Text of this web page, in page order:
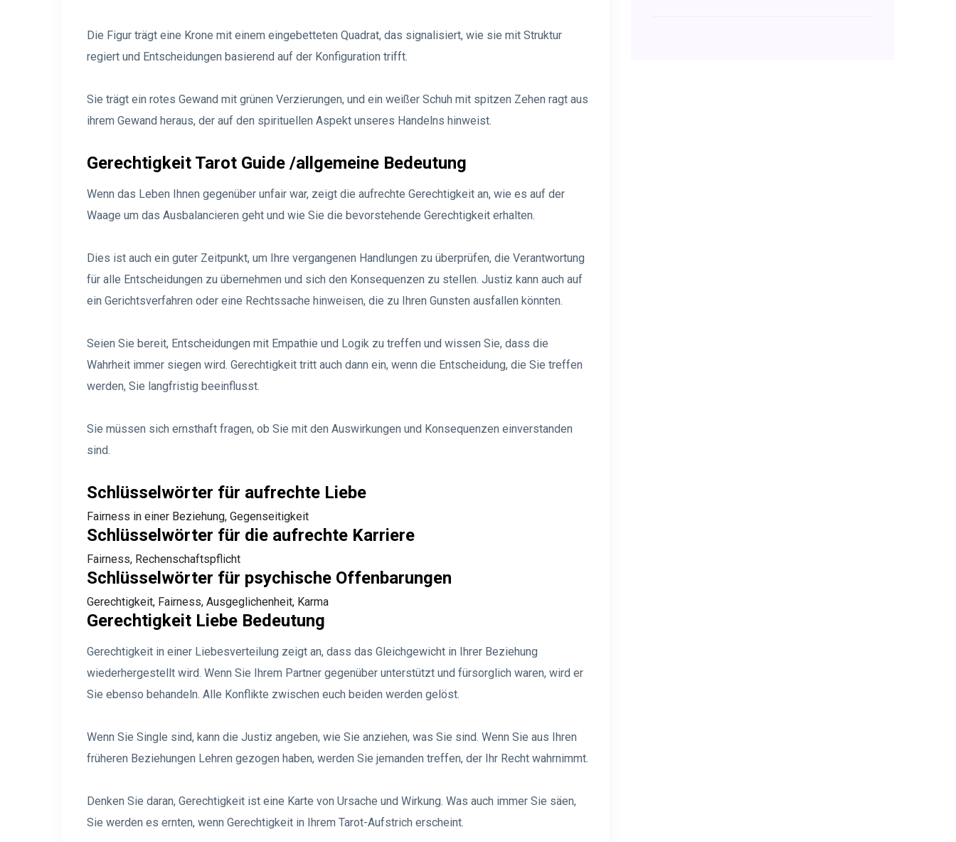
Die Figur trägt eine Krone mit einem eingebetteten Quadrat, das signalisiert, wie sie mit Struktur
regiert und Entscheidungen basierend auf der Konfiguration trifft.
Sie trägt ein rotes Gewand mit grünen Verzierungen, und ein weißer Schuh mit spitzen Zehen ragt aus
ihrem Gewand heraus, der auf den spirituellen Aspekt unseres Handelns hinweist.
Gerechtigkeit Tarot Guide /allgemeine Bedeutung
Wenn das Leben Ihnen gegenüber unfair war, zeigt die aufrechte Gerechtigkeit an, wie es auf der
Waage um das Ausbalancieren geht und wie Sie die bevorstehende Gerechtigkeit erhalten.
Dies ist auch ein guter Zeitpunkt, um Ihre vergangenen Handlungen zu überprüfen, die Verantwortung
für alle Entscheidungen zu übernehmen und sich den Konsequenzen zu stellen. Justiz kann auch auf
ein Gerichtsverfahren oder eine Rechtssache hinweisen, die zu Ihren Gunsten ausfallen könnten.
Seien Sie bereit, Entscheidungen mit Empathie und Logik zu treffen und wissen Sie, dass die
Wahrheit immer siegen wird. Gerechtigkeit tritt auch dann ein, wenn die Entscheidung, die Sie treffen
werden, Sie langfristig beeinflusst.
Sie müssen sich ernsthaft fragen, ob Sie mit den Auswirkungen und Konsequenzen einverstanden
sind.
Schlüsselwörter für aufrechte Liebe
Fairness in einer Beziehung, Gegenseitigkeit
Schlüsselwörter für die aufrechte Karriere
Fairness, Rechenschaftspflicht
Schlüsselwörter für psychische Offenbarungen
Gerechtigkeit, Fairness, Ausgeglichenheit, Karma
Gerechtigkeit Liebe Bedeutung
Gerechtigkeit in einer Liebesverteilung zeigt an, dass das Gleichgewicht in Ihrer Beziehung
wiederhergestellt wird. Wenn Sie Ihrem Partner gegenüber unterstützt und fürsorglich waren, wird er
Sie ebenso behandeln. Alle Konflikte zwischen euch beiden werden gelöst.
Wenn Sie Single sind, kann die Justiz angeben, wie Sie anziehen, was Sie sind. Wenn Sie aus Ihren
früheren Beziehungen Lehren gezogen haben, werden Sie jemanden treffen, der Ihr Recht wahrnimmt.
Denken Sie daran, Gerechtigkeit ist eine Karte von Ursache und Wirkung. Was auch immer Sie säen,
Sie werden es ernten, wenn Gerechtigkeit in Ihrem Tarot-Aufstrich erscheint.